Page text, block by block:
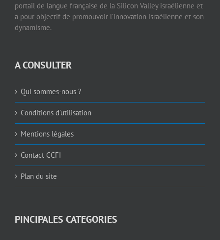
portail de langue française de la Silicon Valley israélienne et
a pour objectif de promouvoir l’innovation israélienne et son
dynamisme.
A CONSULTER
Qui sommes-nous ?
Conditions d’utilisation
Mentions légales
Contact CCFI
Plan du site
PINCIPALES CATEGORIES